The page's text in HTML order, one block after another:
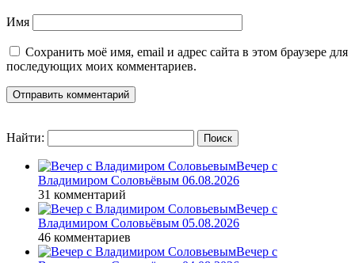
Имя
Сохранить моё имя, email и адрес сайта в этом браузере для
последующих моих комментариев.
Найти:
Вечер с
Владимиром Соловьёвым 06.08.2026
31 комментарий
Вечер с
Владимиром Соловьёвым 05.08.2026
46 комментариев
Вечер с